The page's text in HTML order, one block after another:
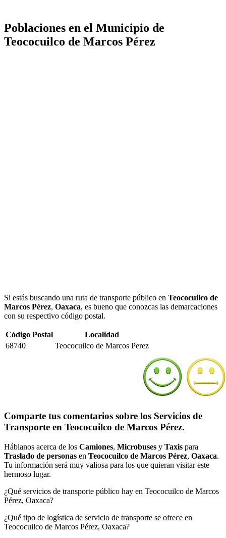
Poblaciones en el Municipio de
Teococuilco de Marcos Pérez
Si estás buscando una ruta de transporte público en Teococuilco de
Marcos Pérez, Oaxaca, es bueno que conozcas las demarcaciones
con su respectivo código postal.
Código Postal
Localidad
68740
Teococuilco de Marcos Perez
Comparte tus comentarios sobre los Servicios de
Transporte en Teococuilco de Marcos Pérez.
Háblanos acerca de los Camiones, Microbuses y Taxis para
Traslado de personas en Teococuilco de Marcos Pérez, Oaxaca.
Tu información será muy valiosa para los que quieran visitar este
hermoso lugar.
¿Qué servicios de transporte público hay en Teococuilco de Marcos
Pérez, Oaxaca?
¿Qué tipo de logística de servicio de transporte se ofrece en
Teococuilco de Marcos Pérez, Oaxaca?